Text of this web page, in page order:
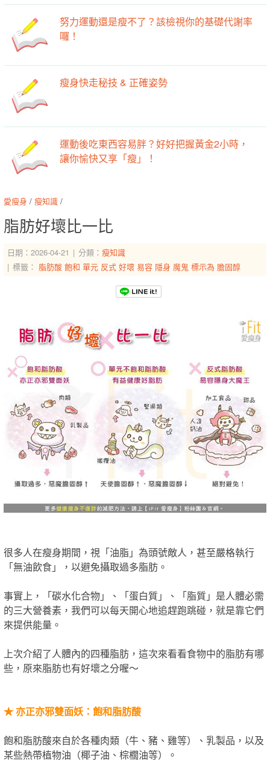
努力運動還是瘦不了？該檢視你的基礎代謝率
囉！
瘦身快走秘技 & 正確姿勢
運動後吃東西容易胖？好好把握黃金2小時，
讓你愉快又享「瘦」！
愛瘦身 / 瘦知識 /
脂肪好壞比一比
日期：2026-04-21 分類： 瘦知識
標籤： 脂肪酸 飽和 單元 反式 好壞 易容 隱身 魔鬼 標示為 膽固醇
很多人在瘦身期間，視「油脂」為頭號敵人，甚至嚴格執行
「無油飲食」，以避免攝取過多脂肪。
事實上，「碳水化合物」、「蛋白質」、「脂質」是人體必需
的三大營養素，我們可以每天開心地追趕跑跳碰，就是靠它們
來提供能量。
上次介紹了人體內的四種脂肪，這次來看看食物中的脂肪有哪
些，原來脂肪也有好壞之分喔～
★ 亦正亦邪雙面妖：飽和脂肪酸
飽和脂肪酸來自於各種肉類（牛、豬、雞等）、乳製品，以及
某些熱帶植物油（椰子油、棕櫚油等）。